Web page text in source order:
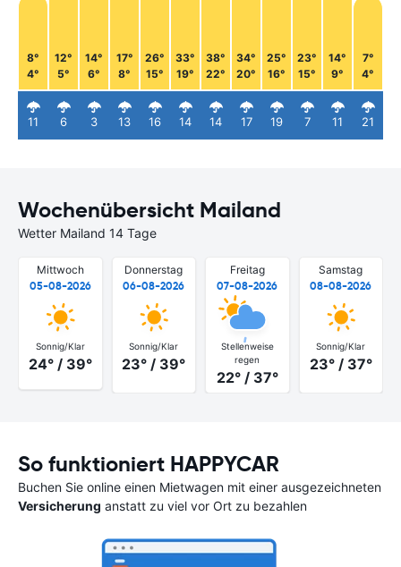
8°
4°
11
12°
5°
6
14°
6°
3
17°
8°
13
26°
15°
16
33°
19°
14
38°
22°
14
34°
20°
17
25°
16°
19
23°
15°
7
14°
9°
11
7°
4°
21
Wochenübersicht Mailand
Wetter Mailand 14 Tage
Mittwoch
05-08-2026
Sonnig/Klar
24° / 39°
Donnerstag
06-08-2026
Sonnig/Klar
23° / 39°
Freitag
07-08-2026
Stellenweise
regen
22° / 37°
Samstag
08-08-2026
Sonnig/Klar
23° / 37°
So funktioniert HAPPYCAR
Buchen Sie online einen Mietwagen mit einer ausgezeichneten
Versicherung anstatt zu viel vor Ort zu bezahlen